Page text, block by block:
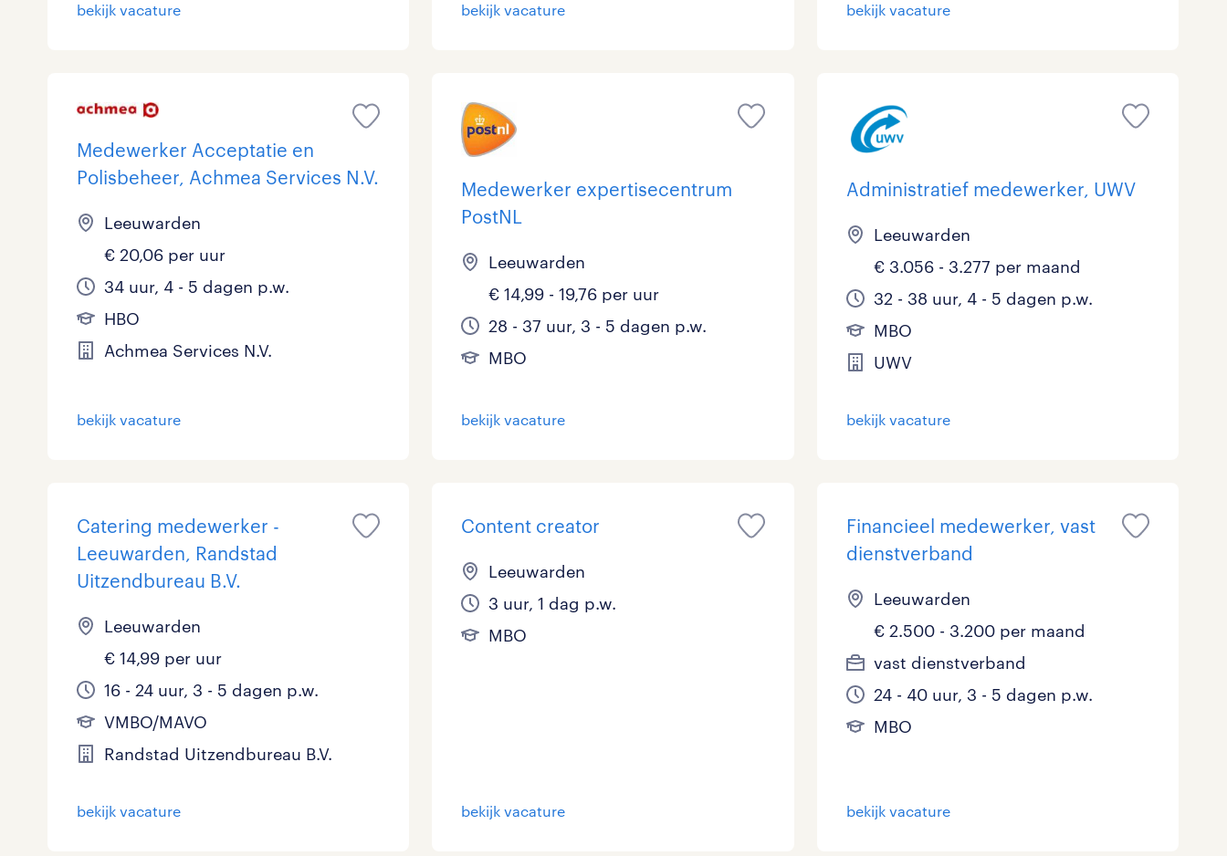
bekijk vacature bekijk vacature bekijk vacature
Medewerker Acceptatie en
Polisbeheer, Achmea Services N.V.
Leeuwarden
€ 20,06 per uur
34 uur, 4 - 5 dagen p.w.
HBO
Achmea Services N.V.
bekijk vacature
Medewerker expertisecentrum
PostNL
Leeuwarden
€ 14,99 - 19,76 per uur
28 - 37 uur, 3 - 5 dagen p.w.
MBO
bekijk vacature
Administratief medewerker, UWV
Leeuwarden
€ 3.056 - 3.277 per maand
32 - 38 uur, 4 - 5 dagen p.w.
MBO
UWV
bekijk vacature
Catering medewerker -
Leeuwarden, Randstad
Uitzendbureau B.V.
Leeuwarden
€ 14,99 per uur
16 - 24 uur, 3 - 5 dagen p.w.
VMBO/MAVO
Randstad Uitzendbureau B.V.
bekijk vacature
Content creator
Leeuwarden
3 uur, 1 dag p.w.
MBO
bekijk vacature
Financieel medewerker, vast
dienstverband
Leeuwarden
€ 2.500 - 3.200 per maand
vast dienstverband
24 - 40 uur, 3 - 5 dagen p.w.
MBO
bekijk vacature